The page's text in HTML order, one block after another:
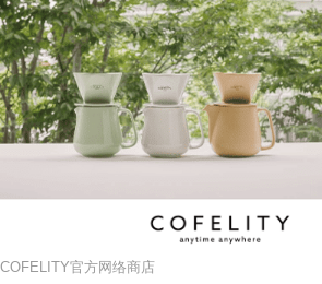
COFELITY官方网络商店